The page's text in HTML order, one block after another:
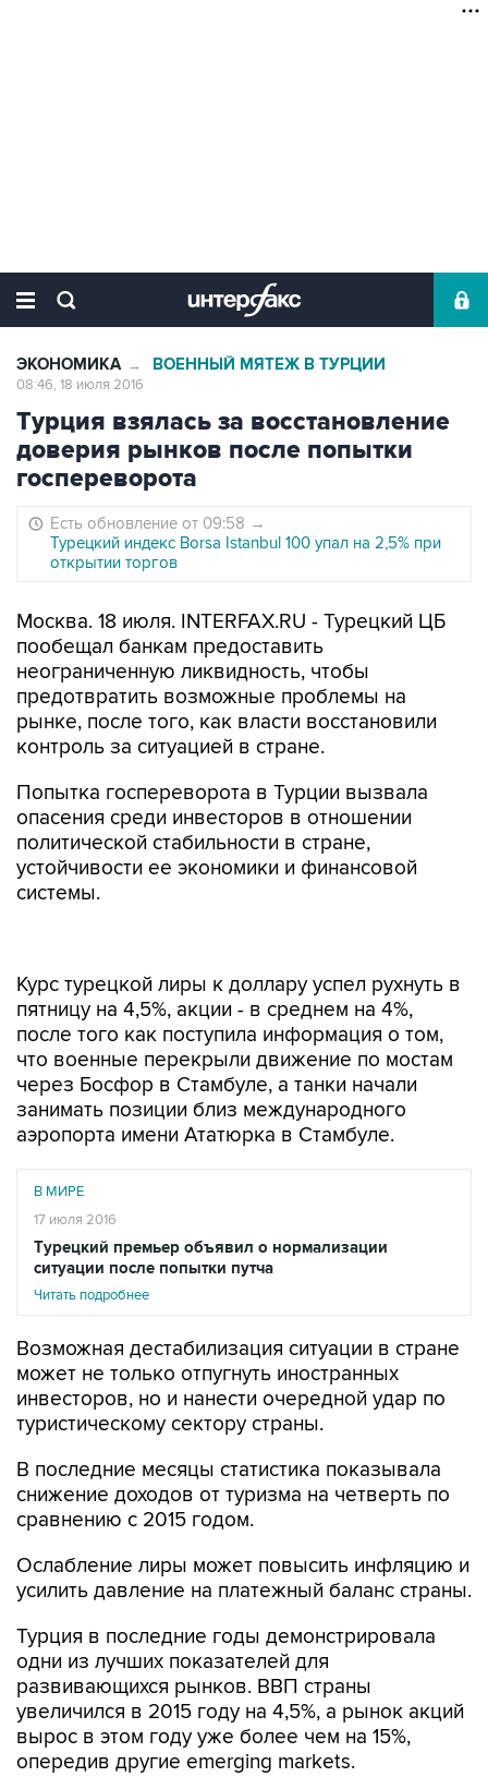
ЭКОНОМИКА → ВОЕННЫЙ МЯТЕЖ В ТУРЦИИ
08:46, 18 июля 2016
Турция взялась за восстановление
доверия рынков после попытки
госпереворота
Есть обновление от 09:58 →
Турецкий индекс Borsa Istanbul 100 упал на 2,5% при
открытии торгов
Москва. 18 июля. INTERFAX.RU - Турецкий ЦБ
пообещал банкам предоставить
неограниченную ликвидность, чтобы
предотвратить возможные проблемы на
рынке, после того, как власти восстановили
контроль за ситуацией в стране.
Попытка госпереворота в Турции вызвала
опасения среди инвесторов в отношении
политической стабильности в стране,
устойчивости ее экономики и финансовой
системы.
Курс турецкой лиры к доллару успел рухнуть в
пятницу на 4,5%, акции - в среднем на 4%,
после того как поступила информация о том,
что военные перекрыли движение по мостам
через Босфор в Стамбуле, а танки начали
занимать позиции близ международного
аэропорта имени Ататюрка в Стамбуле.
В МИРЕ
17 июля 2016
Турецкий премьер объявил о нормализации
ситуации после попытки путча
Читать подробнее
Возможная дестабилизация ситуации в стране
может не только отпугнуть иностранных
инвесторов, но и нанести очередной удар по
туристическому сектору страны.
В последние месяцы статистика показывала
снижение доходов от туризма на четверть по
сравнению с 2015 годом.
Ослабление лиры может повысить инфляцию и
усилить давление на платежный баланс страны.
Турция в последние годы демонстрировала
одни из лучших показателей для
развивающихся рынков. ВВП страны
увеличился в 2015 году на 4,5%, а рынок акций
вырос в этом году уже более чем на 15%,
опередив другие emerging markets.